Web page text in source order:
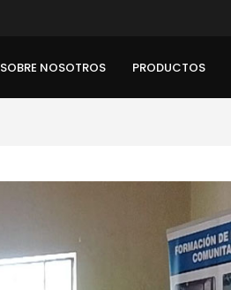
SOBRE NOSOTROS PRODUCTOS